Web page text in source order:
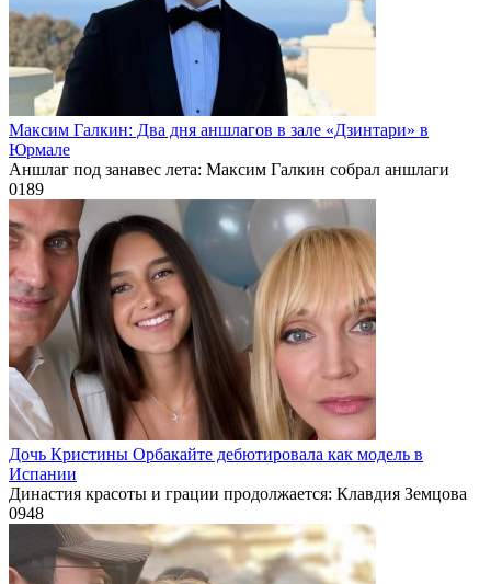
Максим Галкин: Два дня аншлагов в зале «Дзинтари» в
Юрмале
Аншлаг под занавес лета: Максим Галкин собрал аншлаги
0189
Дочь Кристины Орбакайте дебютировала как модель в
Испании
Династия красоты и грации продолжается: Клавдия Земцова
0948